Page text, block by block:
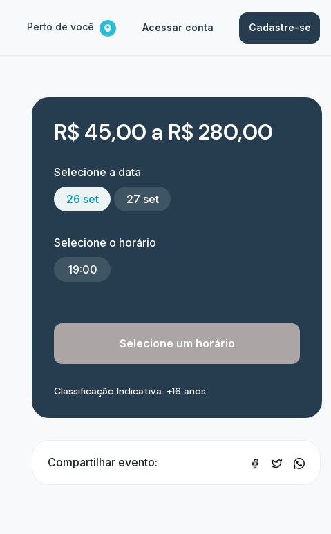
Perto de você Acessar conta Cadastre-se
R$ 45,00 a R$ 280,00
Selecione a data
26 set
27 set
Selecione o horário
19:00
Selecione um horário
Classificação Indicativa: +16 anos
Compartilhar evento: